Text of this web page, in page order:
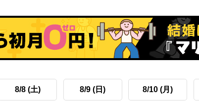
8/8 (土) 8/9 (日) 8/10 (月)